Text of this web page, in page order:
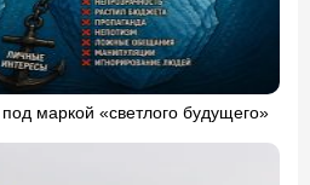
маркой «светлого будущего»